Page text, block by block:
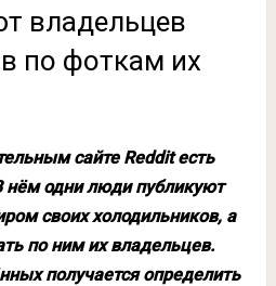
владельцев
по фоткам их
сайте Reddit есть
одни люди публикуют
своих холодильников, а
по ним их владельцев.
получается определить